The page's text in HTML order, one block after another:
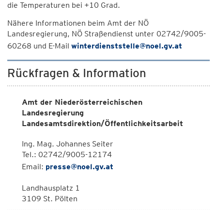
die Temperaturen bei +10 Grad.
Nähere Informationen beim Amt der NÖ
Landesregierung, NÖ Straßendienst unter 02742/9005-
60268 und E-Mail winterdienststelle@noel.gv.at
Rückfragen & Information
Amt der Niederösterreichischen
Landesregierung
Landesamtsdirektion/Öffentlichkeitsarbeit
Ing. Mag. Johannes Seiter
Tel.: 02742/9005-12174
Email: presse@noel.gv.at
Landhausplatz 1
3109 St. Pölten